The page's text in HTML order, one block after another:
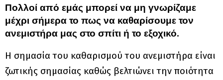
Πολλοί από εμάς μπορεί να μη γνωρίζαμε
μέχρι σήμερα το πως να καθαρίσουμε τον
ανεμιστήρα μας στο σπίτι ή το εξοχικό.
Η σημασία του καθαρισμού του ανεμιστήρα είναι
ζωτικής σημασίας καθώς βελτιώνει την ποιότητα